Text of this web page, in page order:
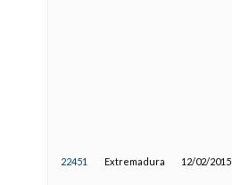
22451 Extremadura 12/02/2015